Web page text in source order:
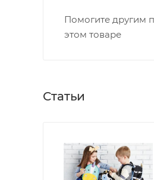
Помогите другим
этом товаре
Статьи